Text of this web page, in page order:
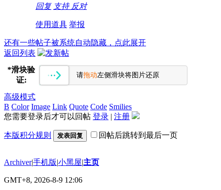
回复 支持 反对
使用道具 举报
还有一些帖子被系统自动隐藏，点此展开
返回列表
*滑块验
证:
请拖动左侧滑块将图片还原
高级模式
B Color Image Link Quote Code Smilies
您需要登录后才可以回帖 登录 | 注册
本版积分规则 发表回复 回帖后跳转到最后一页
Archiver|手机版|小黑屋|主页
GMT+8, 2026-8-9 12:06